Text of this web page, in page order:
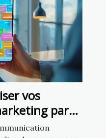
vos
par
maximal